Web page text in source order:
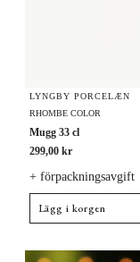
LYNGBY PORCELÆN
RHOMBE COLOR
Mugg 33 cl
299,00 kr
+ förpackningsavgift
Lägg i korgen